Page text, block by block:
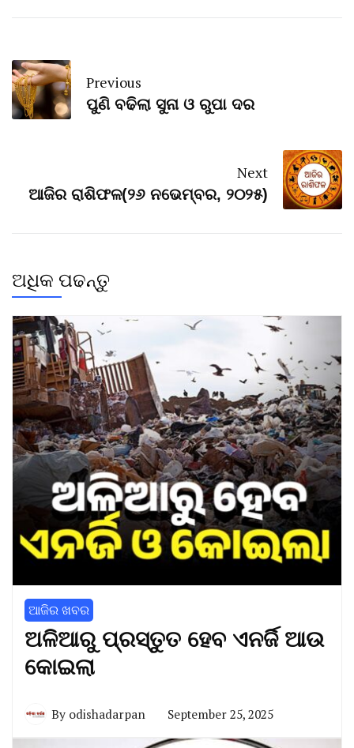
Previous
ପୁଣି ବଢିଲା ସୁନା ଓ ରୁପା ଦର
Next
ଆଜିର ରାଶିଫଳ(୨୬ ନଭେମ୍ବର, ୨୦୨୫)
ଅଧିକ ପଢନ୍ତୁ
ଆଜିର ଖବର
ଅଳିଆରୁ ପ୍ରସ୍ତୁତ ହେବ ଏନର୍ଜି ଆଉ
କୋଇଲା
By odishadarpan September 25, 2025